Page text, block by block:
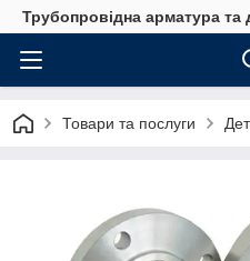
Трубопровідна арматура та
Товари та послуги